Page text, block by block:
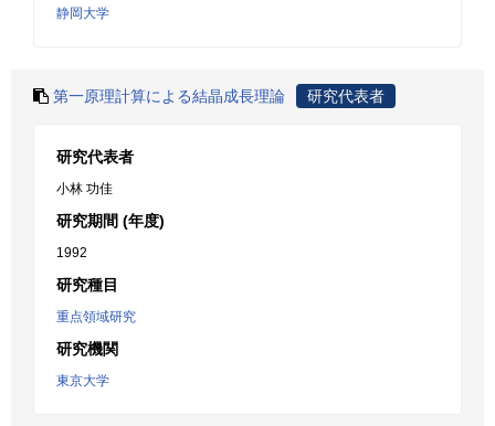
静岡大学
第一原理計算による結晶成長理論 研究代表者
研究代表者
小林 功佳
研究期間 (年度)
1992
研究種目
重点領域研究
研究機関
東京大学